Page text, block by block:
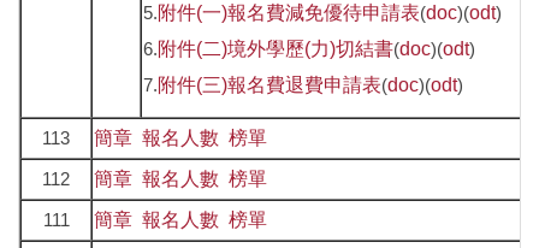
5.附件(一)報名費減免優待申請表(doc)(odt)
6.附件(二)境外學歷(力)切結書(doc)(odt)
7.附件(三)報名費退費申請表(doc)(odt)
113 簡章 報名人數 榜單
112
簡章 報名人數 榜單
111
簡章 報名人數 榜單